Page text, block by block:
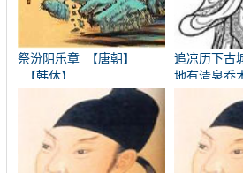
祭汾阴乐章_【唐朝】
_【韩休】
追凉历下古
地有清泉乔